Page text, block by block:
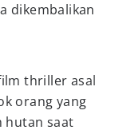
dikembalikan
thriller asal
orang yang
hutan saat